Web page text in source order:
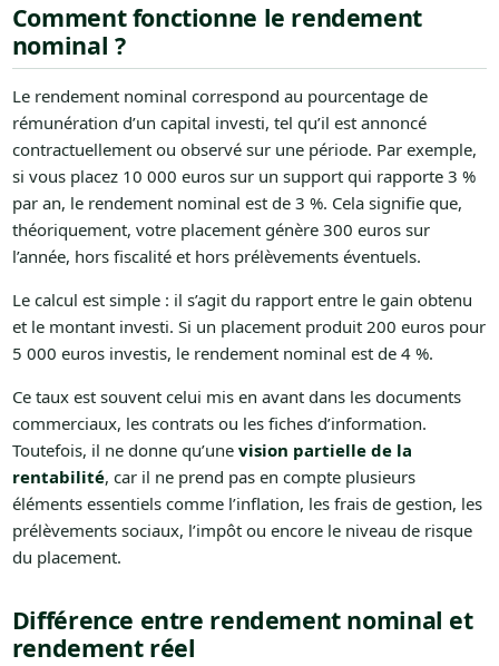
Comment fonctionne le rendement
nominal ?
Le rendement nominal correspond au pourcentage de
rémunération d’un capital investi, tel qu’il est annoncé
contractuellement ou observé sur une période. Par exemple,
si vous placez 10 000 euros sur un support qui rapporte 3 %
par an, le rendement nominal est de 3 %. Cela signifie que,
théoriquement, votre placement génère 300 euros sur
l’année, hors fiscalité et hors prélèvements éventuels.
Le calcul est simple : il s’agit du rapport entre le gain obtenu
et le montant investi. Si un placement produit 200 euros pour
5 000 euros investis, le rendement nominal est de 4 %.
Ce taux est souvent celui mis en avant dans les documents
commerciaux, les contrats ou les fiches d’information.
Toutefois, il ne donne qu’une vision partielle de la
rentabilité, car il ne prend pas en compte plusieurs
éléments essentiels comme l’inflation, les frais de gestion, les
prélèvements sociaux, l’impôt ou encore le niveau de risque
du placement.
Différence entre rendement nominal et
rendement réel